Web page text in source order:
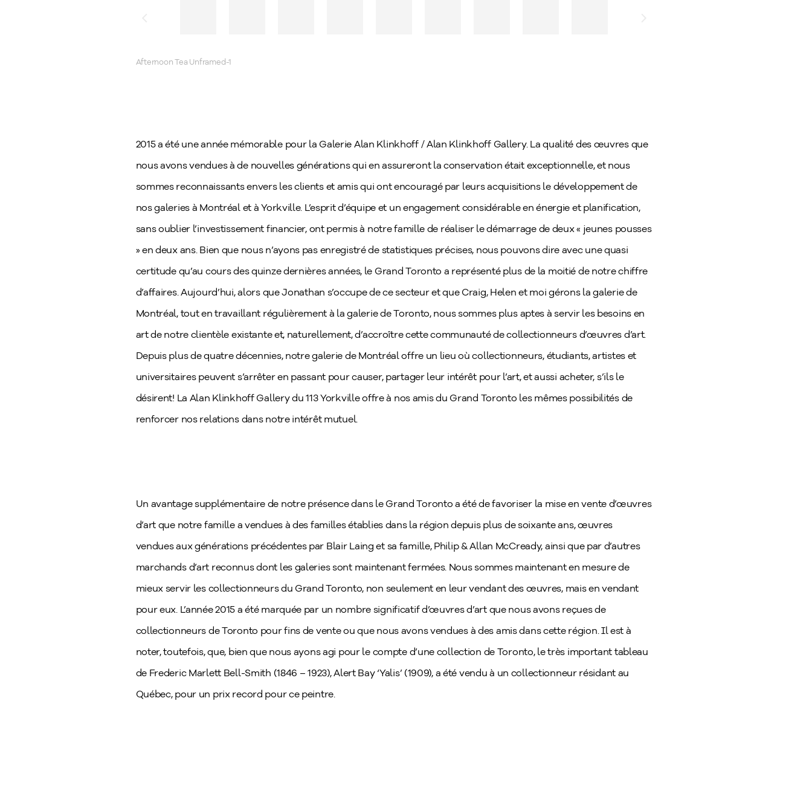
Green Light, 1962, 28 x 10
2015 a été une année mémorable pour la Galerie Alan Klinkhoff / Alan Klinkhoff Gallery. La qualité des œuvres que
nous avons vendues à de nouvelles générations qui en assureront la conservation était exceptionnelle, et nous
sommes reconnaissants envers les clients et amis qui ont encouragé par leurs acquisitions le développement de
nos galeries à Montréal et à Yorkville. L’esprit d’équipe et un engagement considérable en énergie et planification,
sans oublier l’investissement financier, ont permis à notre famille de réaliser le démarrage de deux « jeunes pousses
» en deux ans. Bien que nous n’ayons pas enregistré de statistiques précises, nous pouvons dire avec une quasi
certitude qu’au cours des quinze dernières années, le Grand Toronto a représenté plus de la moitié de notre chiffre
d’affaires. Aujourd’hui, alors que Jonathan s’occupe de ce secteur et que Craig, Helen et moi gérons la galerie de
Montréal, tout en travaillant régulièrement à la galerie de Toronto, nous sommes plus aptes à servir les besoins en
art de notre clientèle existante et, naturellement, d’accroître cette communauté de collectionneurs d’œuvres d’art.
Depuis plus de quatre décennies, notre galerie de Montréal offre un lieu où collectionneurs, étudiants, artistes et
universitaires peuvent s’arrêter en passant pour causer, partager leur intérêt pour l’art, et aussi acheter, s’ils le
désirent! La Alan Klinkhoff Gallery du 113 Yorkville offre à nos amis du Grand Toronto les mêmes possibilités de
renforcer nos relations dans notre intérêt mutuel.
Un avantage supplémentaire de notre présence dans le Grand Toronto a été de favoriser la mise en vente d’œuvres
d’art que notre famille a vendues à des familles établies dans la région depuis plus de soixante ans, œuvres
vendues aux générations précédentes par Blair Laing et sa famille, Philip & Allan McCready, ainsi que par d’autres
marchands d’art reconnus dont les galeries sont maintenant fermées. Nous sommes maintenant en mesure de
mieux servir les collectionneurs du Grand Toronto, non seulement en leur vendant des œuvres, mais en vendant
pour eux. L’année 2015 a été marquée par un nombre significatif d’œuvres d’art que nous avons reçues de
collectionneurs de Toronto pour fins de vente ou que nous avons vendues à des amis dans cette région. Il est à
noter, toutefois, que, bien que nous ayons agi pour le compte d’une collection de Toronto, le très important tableau
de Frederic Marlett Bell-Smith (1846 – 1923), Alert Bay ‘Yalis’ (1909), a été vendu à un collectionneur résidant au
Québec, pour un prix record pour ce peintre.